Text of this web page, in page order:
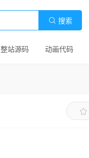
 搜索
整站源码 动画代码